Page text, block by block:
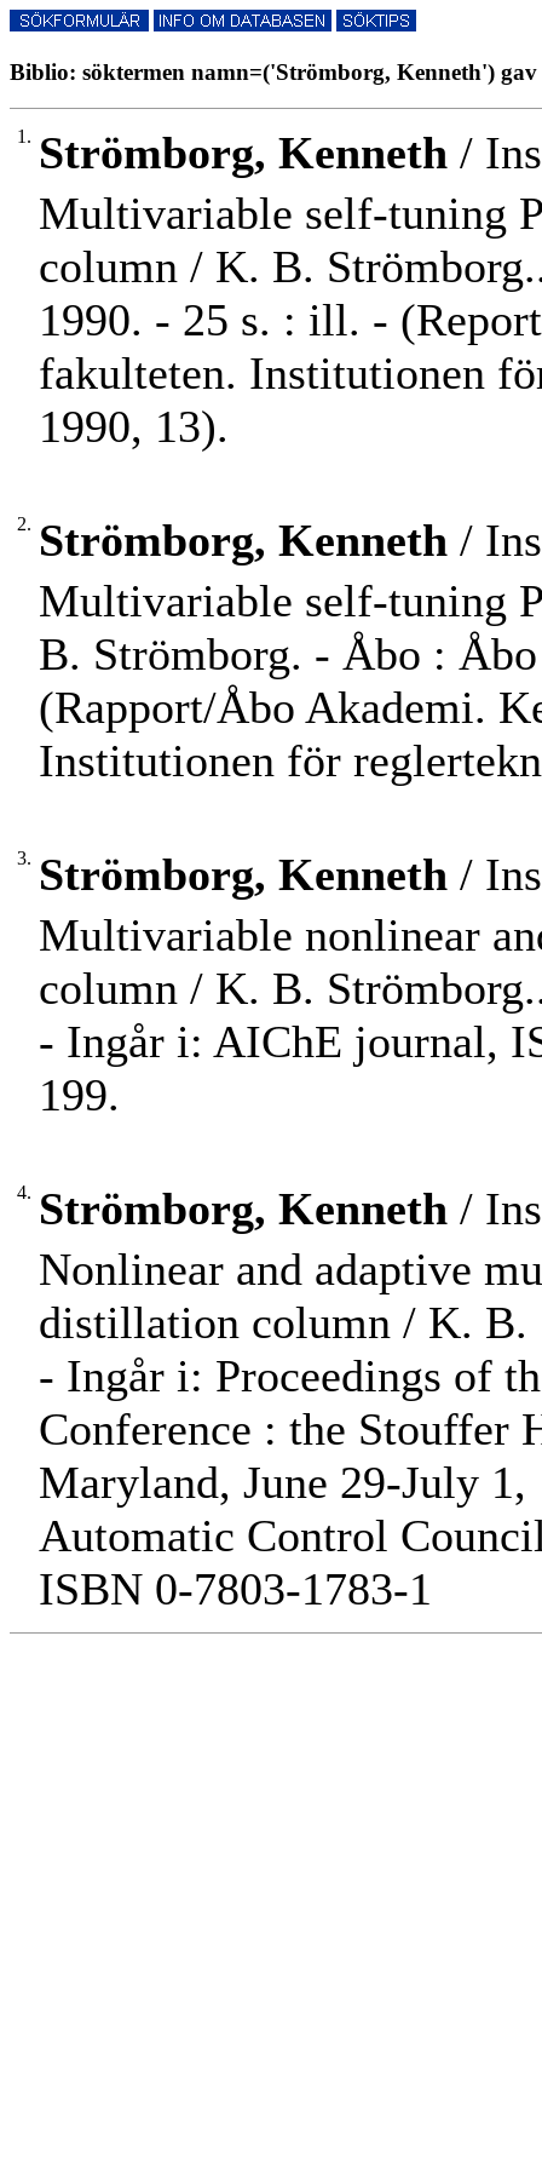
Biblio: söktermen namn=('Strömborg, Kenneth')
1. Strömborg, Kenneth /
Multivariable self-tuning
column / K. B.
1990. - 25 s. : ill. -
fakulteten. Institutionen
1990, 13).
2. Strömborg, Kenneth /
Multivariable self-tuning
B. Strömborg. - Åbo :
(Rapport/Åbo Akademi.
Institutionen för
3. Strömborg, Kenneth /
Multivariable nonlinear
column / K. B.
- Ingår i: AIChE journal,
199.
4. Strömborg, Kenneth /
Nonlinear and adaptive
distillation column / K. B.
- Ingår i: Proceedings of
Conference : the Stouffer
Maryland, June 29-July
Automatic Control
ISBN 0-7803-1783-1